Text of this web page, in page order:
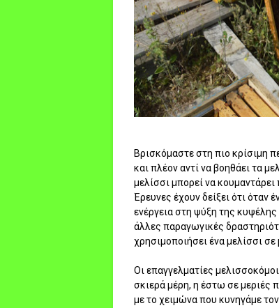
Βρισκόμαστε στη πιο κρίσιμη
και πλέον αντί να βοηθάει τα
μελίσσι μπορεί να
Έρευνες έχουν δείξει ότι όταν
ενέργεια στη ψύξη της κυψέλης
άλλες παραγωγικές
χρησιμοποιήσει ένα μελίσσι
Οι επαγγελματίες
σκιερά μέρη, η έστω σε μεριές
με το χειμώνα που κυνηγάμε